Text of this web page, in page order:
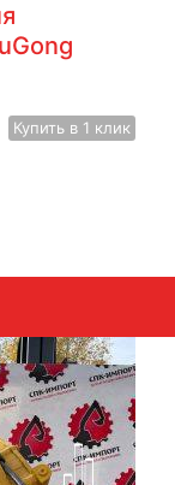
Купить в 1 клик